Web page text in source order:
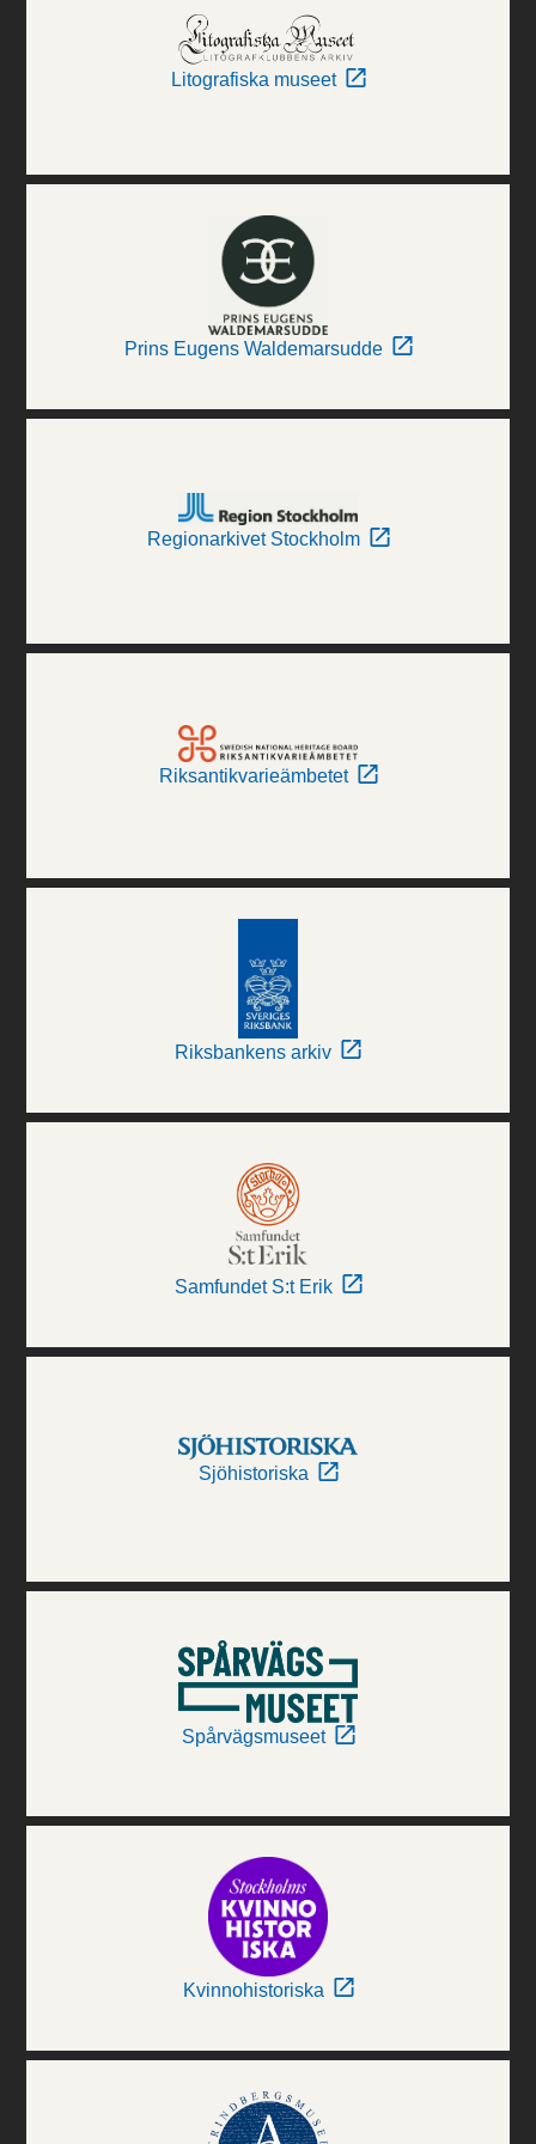
Litografiska museet
Prins Eugens Waldemarsudde
Regionarkivet Stockholm
Riksantikvarieämbetet
Riksbankens arkiv
Samfundet S:t Erik
Sjöhistoriska
Spårvägsmuseet
Kvinnohistoriska